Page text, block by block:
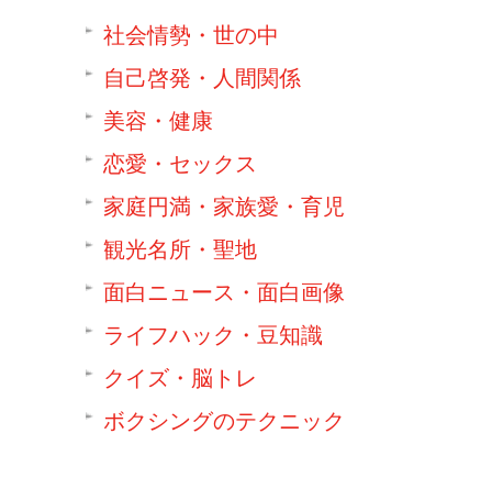
社会情勢・世の中
自己啓発・人間関係
美容・健康
恋愛・セックス
家庭円満・家族愛・育児
観光名所・聖地
面白ニュース・面白画像
ライフハック・豆知識
クイズ・脳トレ
ボクシングのテクニック